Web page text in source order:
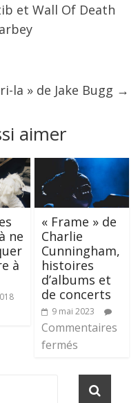
et Wall Of Death
la » de Jake Bugg →
aimer
ne
à
« Frame » de
Charlie
Cunningham,
histoires
d’albums et
de concerts
9 mai 2023
Commentaires
fermés